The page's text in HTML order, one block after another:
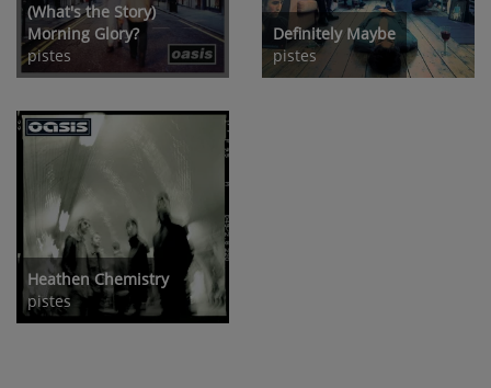
(What's the Story)
Morning Glory?
pistes
Definitely Maybe
pistes
Heathen Chemistry
pistes